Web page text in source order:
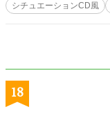
シチュエーションCD風
18